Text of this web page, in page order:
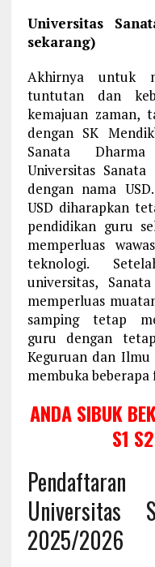
Universitas
sekarang)
Akhirnya untuk
tuntutan dan
kemajuan zaman,
dengan SK
Sanata
Universitas
dengan nama
USD diharapkan
pendidikan guru
memperluas
teknologi.
universitas,
memperluas
samping tetap
guru dengan
Keguruan dan Ilmu
membuka
ANDA SIBUK
S1 S2
Universitas
2025/2026